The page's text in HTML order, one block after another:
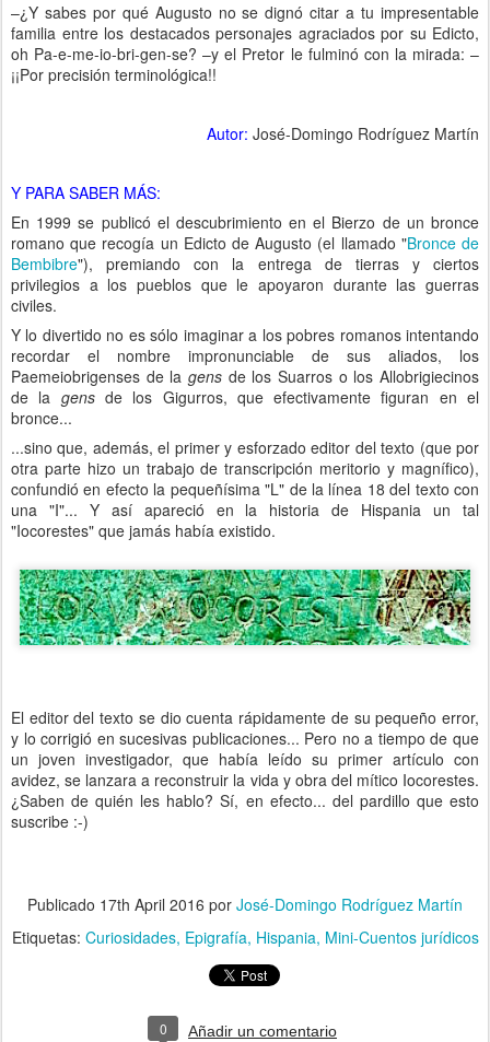
–¿Y sabes por qué Augusto no se dignó citar a tu impresentable
familia entre los destacados personajes agraciados por su Edicto,
oh Pa-e-me-io-bri-gen-se? –y el Pretor le fulminó con la mirada: –
¡¡Por precisión terminológica!!
Autor: José-Domingo Rodríguez Martín
Y PARA SABER MÁS:
En 1999 se publicó el descubrimiento en el Bierzo de un bronce
romano que recogía un Edicto de Augusto (el llamado "Bronce de
Bembibre"), premiando con la entrega de tierras y ciertos
privilegios a los pueblos que le apoyaron durante las guerras
civiles.
Y lo divertido no es sólo imaginar a los pobres romanos intentando
recordar el nombre impronunciable de sus aliados, los
Paemeiobrigenses de la gens de los Suarros o los Allobrigiecinos
de la gens de los Gigurros, que efectivamente figuran en el
bronce...
...sino que, además, el primer y esforzado editor del texto (que por
otra parte hizo un trabajo de transcripción meritorio y magnífico),
confundió en efecto la pequeñísima "L" de la línea 18 del texto con
una "I"... Y así apareció en la historia de Hispania un tal
"Iocorestes" que jamás había existido.
El editor del texto se dio cuenta rápidamente de su pequeño error,
y lo corrigió en sucesivas publicaciones... Pero no a tiempo de que
un joven investigador, que había leído su primer artículo con
avidez, se lanzara a reconstruir la vida y obra del mítico Iocorestes.
¿Saben de quién les hablo? Sí, en efecto... del pardillo que esto
suscribe :-)
Publicado 17th April 2016 por José-Domingo Rodríguez Martín
Etiquetas: Curiosidades Epigrafía Hispania Mini-Cuentos jurídicos
0 Añadir un comentario